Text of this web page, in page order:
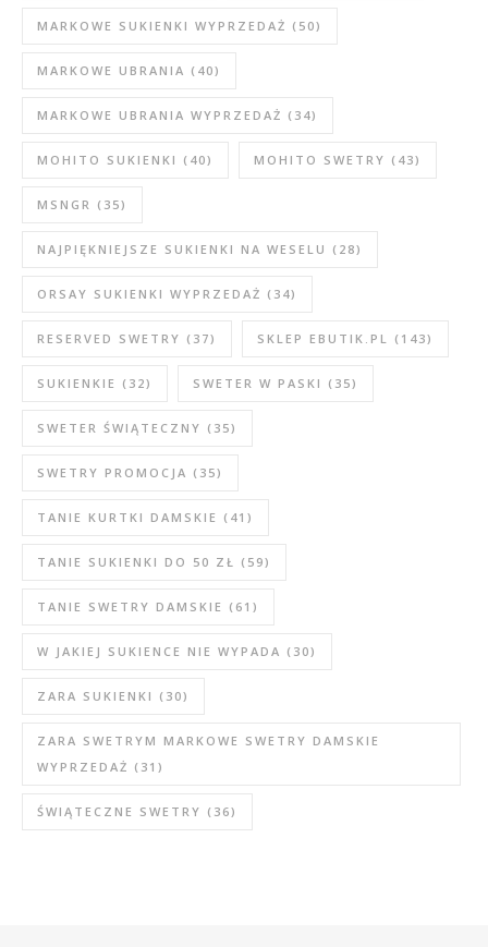
MARKOWE SUKIENKI WYPRZEDAŻ (50)
MARKOWE UBRANIA (40)
MARKOWE UBRANIA WYPRZEDAŻ (34)
MOHITO SUKIENKI (40) MOHITO SWETRY (43)
MSNGR (35)
NAJPIĘKNIEJSZE SUKIENKI NA WESELU (28)
ORSAY SUKIENKI WYPRZEDAŻ (34)
RESERVED SWETRY (37) SKLEP EBUTIK.PL (143)
SUKIENKIE (32) SWETER W PASKI (35)
SWETER ŚWIĄTECZNY (35)
SWETRY PROMOCJA (35)
TANIE KURTKI DAMSKIE (41)
TANIE SUKIENKI DO 50 ZŁ (59)
TANIE SWETRY DAMSKIE (61)
W JAKIEJ SUKIENCE NIE WYPADA (30)
ZARA SUKIENKI (30)
ZARA SWETRYM MARKOWE SWETRY DAMSKIE
WYPRZEDAŻ (31)
ŚWIĄTECZNE SWETRY (36)